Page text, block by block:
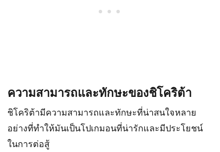
ความสามารถและทักษะของชิโคริต้า
ชิโคริต้ามีความสามารถและทักษะที่น่าสนใจหลาย
อย่างที่ทำให้มันเป็นโปเกมอนที่น่ารักและมีประโยชน์
ในการต่อสู้